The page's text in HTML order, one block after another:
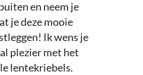
en neem je
je deze mooie
Ik wens je
plezier met het
lentekriebels.